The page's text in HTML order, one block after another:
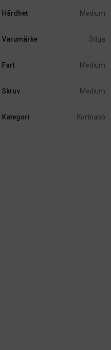
Hårdhet Medium
Varumärke Stiga
Fart Medium
Skruv Medium
Kategori Kortnabb